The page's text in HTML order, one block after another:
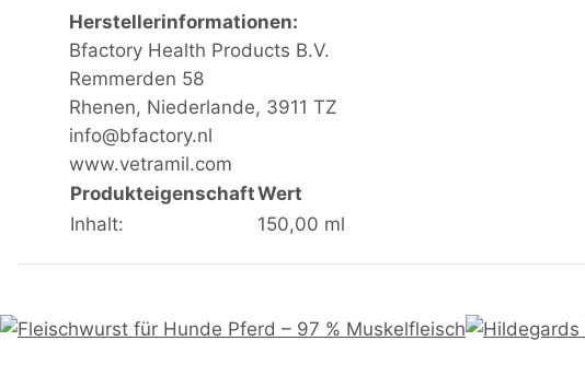
Herstellerinformationen:
Bfactory Health Products B.V.
Remmerden 58
Rhenen, Niederlande, 3911 TZ
info@bfactory.nl
www.vetramil.com
ProdukteigenschaftWert
Inhalt:
150,00 ml